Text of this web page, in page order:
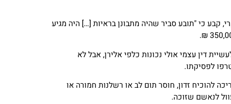
שדן בהליך העיקרי, קבע כי "תובע סביר שהיה מתבונן בראיות […] היה מגיע
דין עצמי אולי נכונות כלפי אלירן, אבל לא
לפסיקתו.
להוכיח זדון, חוסר תום לב או רשלנות חמורה או
לנאשם שזוכה.